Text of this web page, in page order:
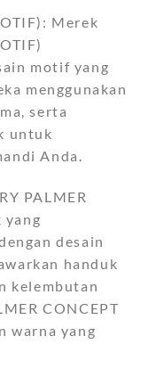
Merek
motif yang
menggunakan
serta
untuk
Anda.
PALMER
yang
desain
handuk
kelembutan
CONCEPT
warna yang